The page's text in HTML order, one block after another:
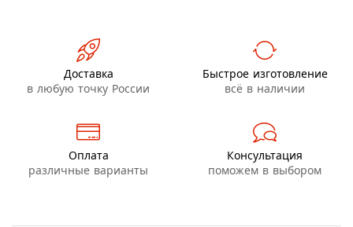
Доставка
в любую точку России
Быстрое изготовление
всё в наличии
Оплата
различные варианты
Консультация
поможем в выбором